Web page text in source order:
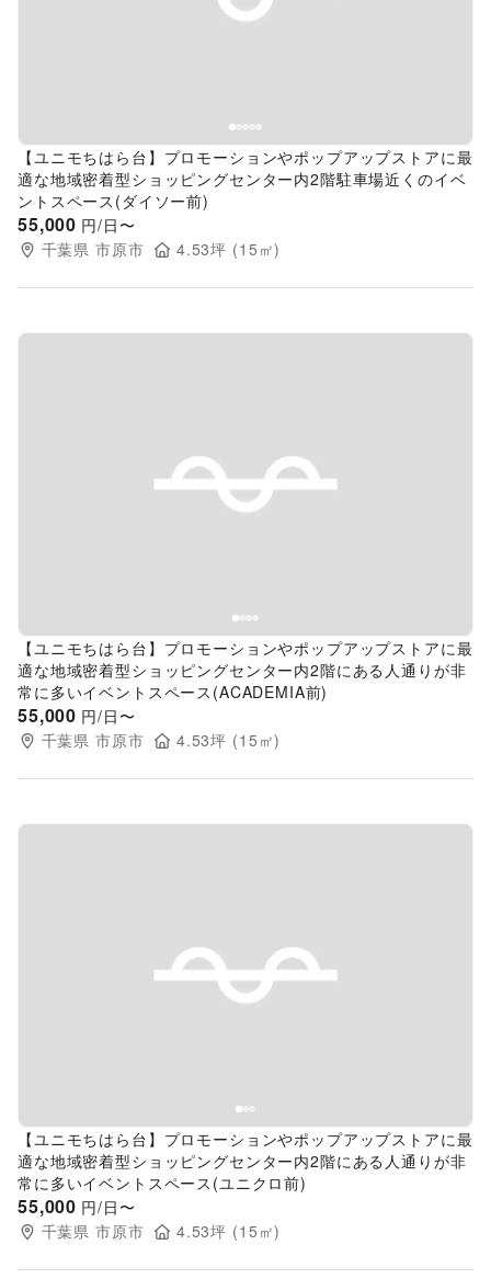
【ユニモちはら台】プロモーションやポップアップストアに最
適な地域密着型ショッピングセンター内2階駐車場近くのイベ
ントスペース(ダイソー前)
55,000 円/日〜
千葉県 市原市 4.53坪 (15 ㎡)
Previous slide
【ユニモちはら台】プロモーションやポップアップストアに最
適な地域密着型ショッピングセンター内2階にある人通りが非
常に多いイベントスペース(ACADEMIA前)
55,000 円/日〜
千葉県 市原市 4.53坪 (15 ㎡)
Previous slide
【ユニモちはら台】プロモーションやポップアップストアに最
適な地域密着型ショッピングセンター内2階にある人通りが非
常に多いイベントスペース(ユニクロ前)
55,000 円/日〜
千葉県 市原市 4.53坪 (15 ㎡)